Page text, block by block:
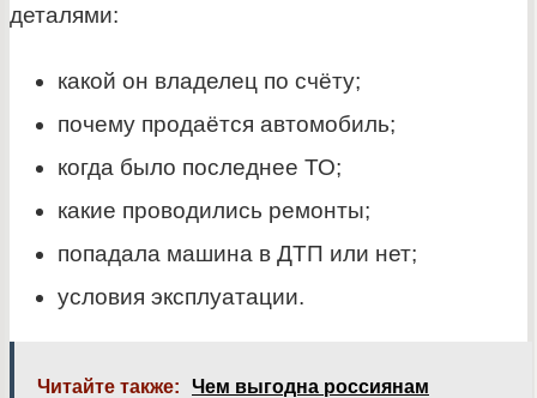
деталями:
какой он владелец по счёту;
почему продаётся автомобиль;
когда было последнее ТО;
какие проводились ремонты;
попадала машина в ДТП или нет;
условия эксплуатации.
Читайте также: Чем выгодна россиянам